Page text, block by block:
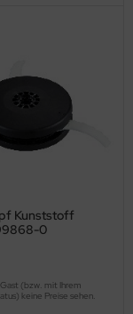
Kunststoff
0
(bzw. mit Ihrem
keine Preise sehen.